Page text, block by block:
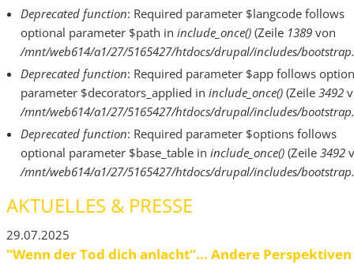
Deprecated function: Required parameter $langcode follows
optional parameter $path in include_once()(Zeile 1389von
/mnt/web614/a1/27/5165427/htdocs/drupal/includes/
Deprecated function: Required parameter $app follows
parameter $decorators_applied in include_once()(Zeile 3492
/mnt/web614/a1/27/5165427/htdocs/drupal/includes/
Deprecated function: Required parameter $options follows
optional parameter $base_table in include_once()(Zeile 3492
/mnt/web614/a1/27/5165427/htdocs/drupal/includes/
AKTUELLES & PRESSE
29.07.2025
"Wenn der Tod dich anlacht"... Andere